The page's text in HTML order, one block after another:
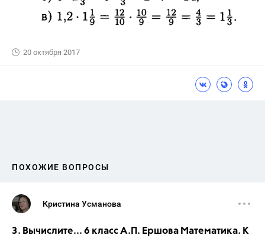
20 октября 2017
ПОХОЖИЕ ВОПРОСЫ
Кристина Усманова
3. Вычислите... 6 класс А.П. Ершова Математика. К